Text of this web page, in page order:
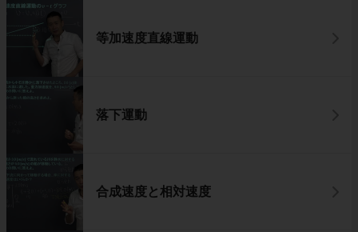
等加速度直線運動
落下運動
合成速度と相対速度